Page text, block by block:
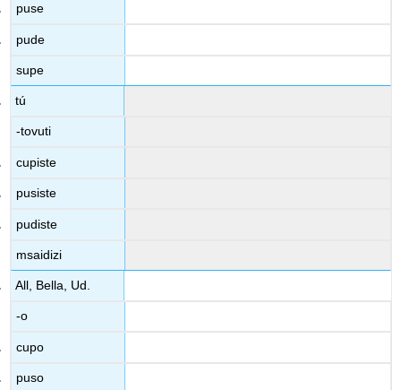
puse
pude
supe
tú
-tovuti
cupiste
pusiste
pudiste
msaidizi
All, Bella, Ud.
-o
cupo
puso